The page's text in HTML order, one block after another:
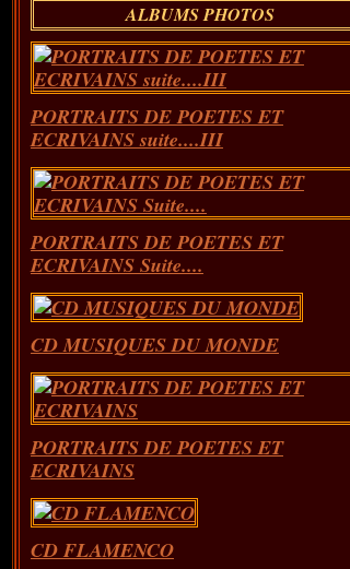
ALBUMS PHOTOS
PORTRAITS DE POETES ET
ECRIVAINS suite....III
PORTRAITS DE POETES ET
ECRIVAINS Suite....
CD MUSIQUES DU MONDE
PORTRAITS DE POETES ET
ECRIVAINS
CD FLAMENCO